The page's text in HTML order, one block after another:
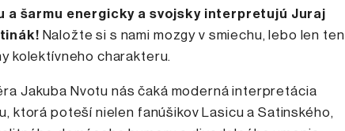
a šarmu energicky a svojsky interpretujú Juraj
Naložte si s nami mozgy v smiechu, lebo len ten
kolektívneho charakteru.
Jakuba Nvotu nás čaká moderná interpretácia
ktorá poteší nielen fanúšikov Lasicu a Satinského,